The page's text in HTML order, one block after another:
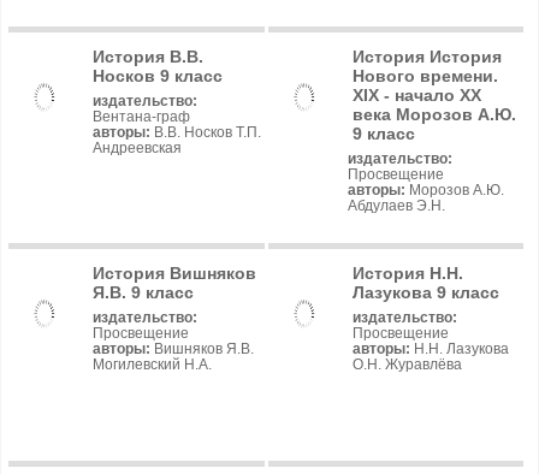
История В.В.
Носков 9 класс
издательство:
Вентана-граф
авторы: В.В. Носков Т.П.
Андреевская
История История
Нового времени.
XIX - начало XX
века Морозов А.Ю.
9 класс
издательство:
Просвещение
авторы: Морозов А.Ю.
Абдулаев Э.Н.
История Вишняков
Я.В. 9 класс
издательство:
Просвещение
авторы: Вишняков Я.В.
Могилевский Н.А.
История Н.Н.
Лазукова 9 класс
издательство:
Просвещение
авторы: Н.Н. Лазукова
О.Н. Журавлёва